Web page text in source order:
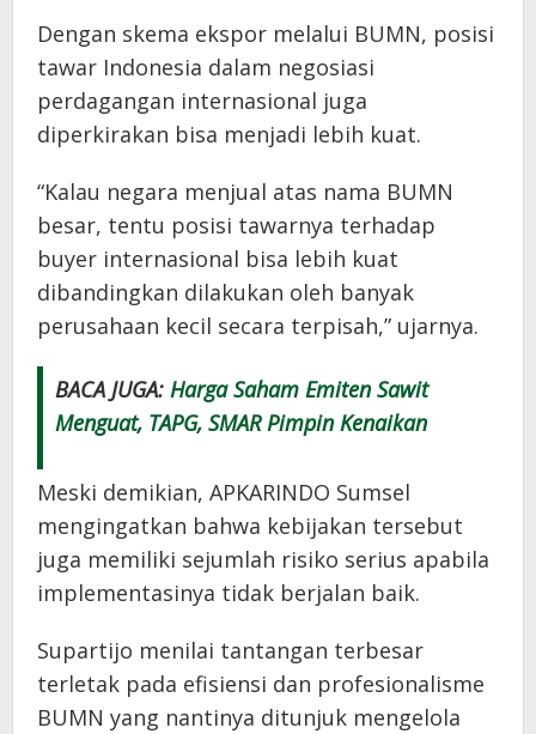
Dengan skema ekspor melalui BUMN, posisi
tawar Indonesia dalam negosiasi
perdagangan internasional juga
diperkirakan bisa menjadi lebih kuat.
“Kalau negara menjual atas nama BUMN
besar, tentu posisi tawarnya terhadap
buyer internasional bisa lebih kuat
dibandingkan dilakukan oleh banyak
perusahaan kecil secara terpisah,” ujarnya.
BACA JUGA: Harga Saham Emiten Sawit
Menguat, TAPG, SMAR Pimpin Kenaikan
Meski demikian, APKARINDO Sumsel
mengingatkan bahwa kebijakan tersebut
juga memiliki sejumlah risiko serius apabila
implementasinya tidak berjalan baik.
Supartijo menilai tantangan terbesar
terletak pada efisiensi dan profesionalisme
BUMN yang nantinya ditunjuk mengelola